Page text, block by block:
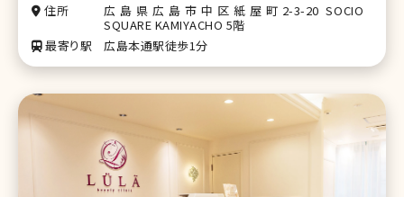
住所
広島県広島市中区紙屋町2-3-20 SOCIO
SQUARE KAMIYACHO 5階
最寄り駅
広島本通駅徒歩1分